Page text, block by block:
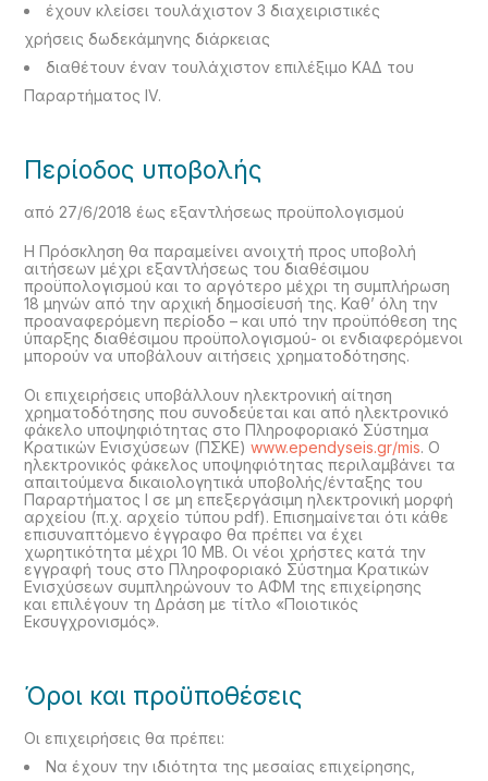
έχουν κλείσει τουλάχιστον 3 διαχειριστικές
χρήσεις δωδεκάμηνης διάρκειας
διαθέτουν έναν τουλάχιστον επιλέξιμο ΚΑΔ του
Παραρτήματος ΙV.
Περίοδος υποβολής
από 27/6/2018 έως εξαντλήσεως προϋπολογισμού
Η Πρόσκληση θα παραμείνει ανοιχτή προς υποβολή
αιτήσεων μέχρι εξαντλήσεως του διαθέσιμου
προϋπολογισμού και το αργότερο μέχρι τη συμπλήρωση
18 μηνών από την αρχική δημοσίευσή της. Καθ’ όλη την
προαναφερόμενη περίοδο – και υπό την προϋπόθεση της
ύπαρξης διαθέσιμου προϋπολογισμού- οι ενδιαφερόμενοι
μπορούν να υποβάλουν αιτήσεις χρηματοδότησης.
Οι επιχειρήσεις υποβάλλουν ηλεκτρονική αίτηση
χρηματοδότησης που συνοδεύεται και από ηλεκτρονικό
φάκελο υποψηφιότητας στο Πληροφοριακό Σύστημα
Κρατικών Ενισχύσεων (ΠΣΚΕ)www.ependyseis.gr/mis. Ο
ηλεκτρονικός φάκελος υποψηφιότητας περιλαμβάνει τα
απαιτούμενα δικαιολογητικά υποβολής/ένταξης του
Παραρτήματος Ι σε μη επεξεργάσιμη ηλεκτρονική μορφή
αρχείου (π.χ. αρχείο τύπου pdf). Επισημαίνεται ότι κάθε
επισυναπτόμενο έγγραφο θα πρέπει να έχει
χωρητικότητα μέχρι 10 ΜB. Οι νέοι χρήστες κατά την
εγγραφή τους στο Πληροφοριακό Σύστημα Κρατικών
Ενισχύσεων συμπληρώνουν το ΑΦΜ της επιχείρησης
και επιλέγουν τη Δράση με τίτλο «Ποιοτικός
Εκσυγχρονισμός».
Όροι και προϋποθέσεις
Οι επιχειρήσεις θα πρέπει:
Να έχουν την ιδιότητα της μεσαίας επιχείρησης,